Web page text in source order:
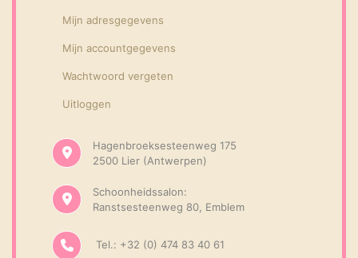
Mijn adresgegevens
Mijn accountgegevens
Wachtwoord vergeten
Uitloggen
Hagenbroeksesteenweg 175
2500 Lier (Antwerpen)
Schoonheidssalon:
Ranstsesteenweg 80, Emblem
Tel.: +32 (0) 474 83 40 61